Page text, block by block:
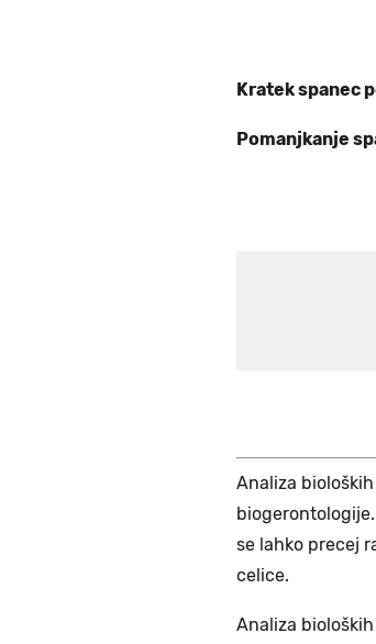
Kratek spanec
Pomanjkanje
Analiza
se lahko precej
celice.
Analiza